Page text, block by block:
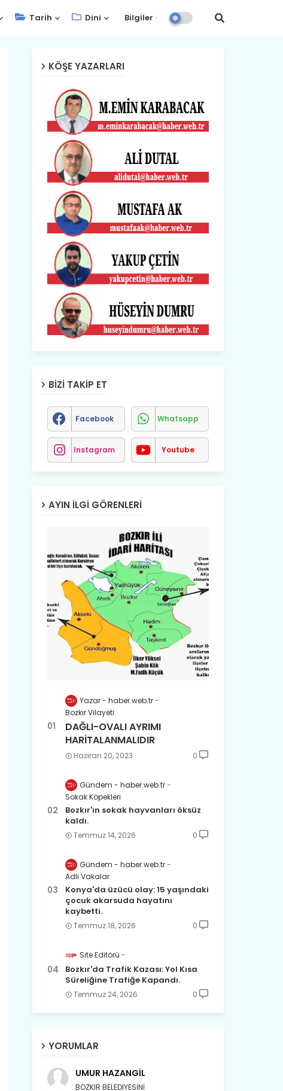
Tarih Dini Bilgiler
KÖŞE YAZARLARI
BIZI TAKIP ET
Facebook Whatsapp
Instagram Youtube
AYIN İLGI GÖRENLERI
Yazar - haber.web.tr
Bozkır Vilayeti
DAĞLI-OVALI AYRIMI
HARİTALANMALIDIR
Haziran 20, 2023 0
Gündem - haber.web.tr
Sokak Köpekleri
Bozkır'ın sokak hayvanları öksüz
kaldı.
Temmuz 14, 2026 0
Gündem - haber.web.tr
Adli Vakalar
Konya'da üzücü olay: 15 yaşındaki
çocuk akarsuda hayatını
kaybetti.
Temmuz 18, 2026 0
Site Editörü
Bozkır'da Trafik Kazası: Yol Kısa
Süreliğine Trafiğe Kapandı.
Temmuz 24, 2026 0
YORUMLAR
UMUR HAZANGİL
BOZKIR BELEDİYESİNİ